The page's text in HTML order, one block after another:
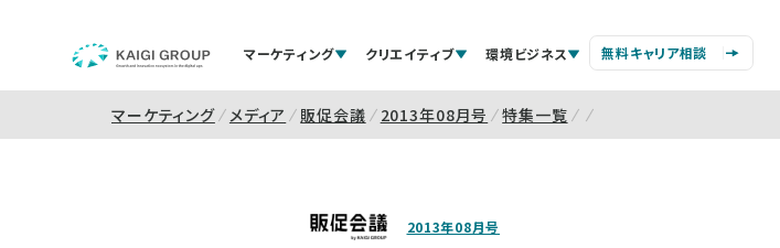
マーケティング クリエイティブ 環境ビジネス 無料キャリア相談
マーケティング メディア 販促会議 2013年08月号 特集一覧
2013年08月号